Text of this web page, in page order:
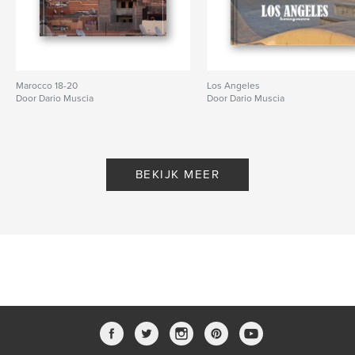
Marocco 18-20
Door Dario Muscia
Los Angeles
Door Dario Muscia
BEKIJK MEER